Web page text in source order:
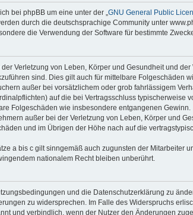
bei phpBB um eine unter der „GNU General Public
durch die deutschsprachige Community unter
die Verwendung der Software für bestimmte
Verletzung von Leben, Körper und Gesundheit und
sind. Dies gilt auch für mittelbare Folgeschäden
außer bei vorsätzlichem oder grob fahrlässigem
auf die bei Vertragsschluss
Folgeschäden wie insbesondere entgangenen Gewinn.
außer bei der Verletzung von Leben, Körper und
und im Übrigen der Höhe nach auf die
a bis c gilt sinngemäß auch zugunsten der Mitarbeiter
nationalem Recht bleiben unberührt.
und die Datenschutzerklärung zu
zu widersprechen. Im Falle des Widerspruchs
und verbindlich, wenn der Nutzer den Änderungen